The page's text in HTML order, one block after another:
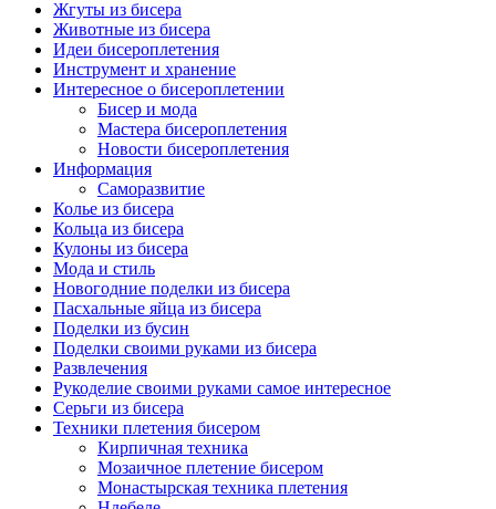
Жгуты из бисера
Животные из бисера
Идеи бисероплетения
Инструмент и хранение
Интересное о бисероплетении
Бисер и мода
Мастера бисероплетения
Новости бисероплетения
Информация
Саморазвитие
Колье из бисера
Кольца из бисера
Кулоны из бисера
Мода и стиль
Новогодние поделки из бисера
Пасхальные яйца из бисера
Поделки из бусин
Поделки своими руками из бисера
Развлечения
Рукоделие своими руками самое интересное
Серьги из бисера
Техники плетения бисером
Кирпичная техника
Мозаичное плетение бисером
Монастырская техника плетения